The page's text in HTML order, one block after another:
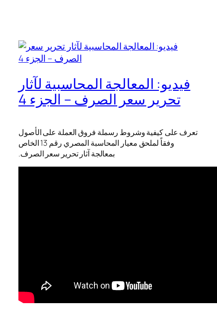
فيديو: المعالجة المحاسبية لآثار
تحرير سعر الصرف – الجزء 4
تعرف على كيفية وشروط رسملة فروق العملة على الأصول
وفقاً لملحق معيار المحاسبة المصري رقم 13 الخاص
بمعالجة آثار تحرير سعر الصرف.